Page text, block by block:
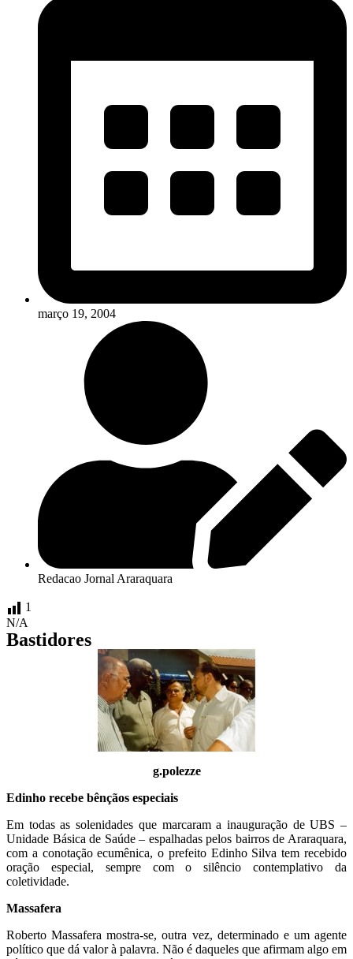
março 19, 2004
Redacao Jornal Araraquara
1
N/A
Bastidores
g.polezze
Edinho recebe bênçãos especiais
Em todas as solenidades que marcaram a inauguração de UBS –
Unidade Básica de Saúde – espalhadas pelos bairros de Araraquara,
com a conotação ecumênica, o prefeito Edinho Silva tem recebido
oração especial, sempre com o silêncio contemplativo da
coletividade.
Massafera
Roberto Massafera mostra-se, outra vez, determinado e um agente
político que dá valor à palavra. Não é daqueles que afirmam algo em